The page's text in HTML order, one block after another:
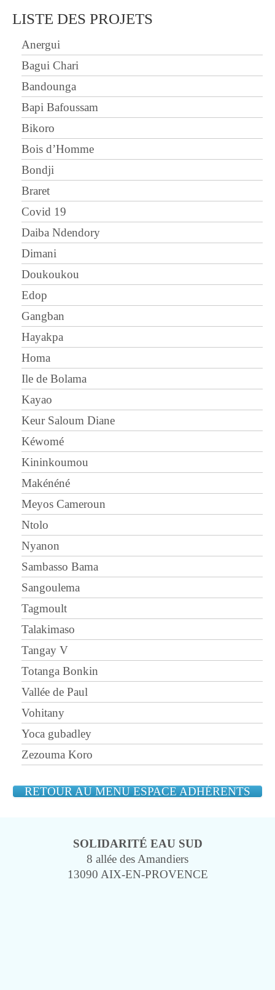
LISTE DES PROJETS
Anergui
Bagui Chari
Bandounga
Bapi Bafoussam
Bikoro
Bois d’Homme
Bondji
Braret
Covid 19
Daiba Ndendory
Dimani
Doukoukou
Edop
Gangban
Hayakpa
Homa
Ile de Bolama
Kayao
Keur Saloum Diane
Kéwomé
Kininkoumou
Makénéné
Meyos Cameroun
Ntolo
Nyanon
Sambasso Bama
Sangoulema
Tagmoult
Talakimaso
Tangay V
Totanga Bonkin
Vallée de Paul
Vohitany
Yoca gubadley
Zezouma Koro
RETOUR AU MENU ESPACE ADHÉRENTS
SOLIDARITÉ EAU SUD
8 allée des Amandiers
13090 AIX-EN-PROVENCE